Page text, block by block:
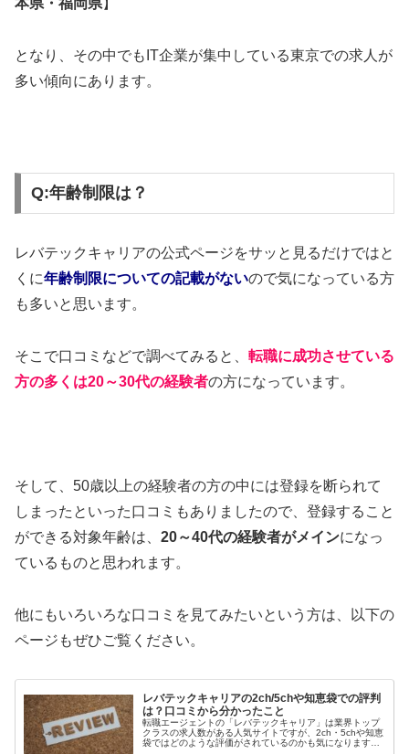
本県・福岡県】
となり、その中でもIT企業が集中している東京での求人が
多い傾向にあります。
Q:年齢制限は？
レバテックキャリアの公式ページをサッと見るだけではと
くに年齢制限についての記載がないので気になっている方
も多いと思います。
そこで口コミなどで調べてみると、 転職に成功させている
方の多くは20～30代の経験者の方になっています。
そして、50歳以上の経験者の方の中には登録を断られて
しまったといった口コミもありましたので、登録すること
ができる対象年齢は、 20～40代の経験者がメインになっ
ているものと思われます。
他にもいろいろな口コミを見てみたいという方は、以下の
ページもぜひご覧ください。
レバテックキャリアの2ch/5chや知恵袋での評判
は？口コミから分かったこと
転職エージェントの「レバテックキャリア」は業界トップ
クラスの求人数がある人気サイトですが、2ch・5chや知恵
袋ではどのような評価がされているのかも気になりますよ